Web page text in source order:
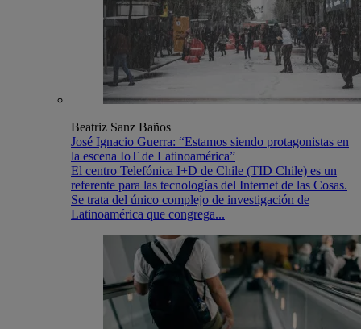
Beatriz Sanz Baños
José Ignacio Guerra: “Estamos siendo protagonistas en
la escena IoT de Latinoamérica”
El centro Telefónica I+D de Chile (TID Chile) es un
referente para las tecnologías del Internet de las Cosas.
Se trata del único complejo de investigación de
Latinoamérica que congrega...